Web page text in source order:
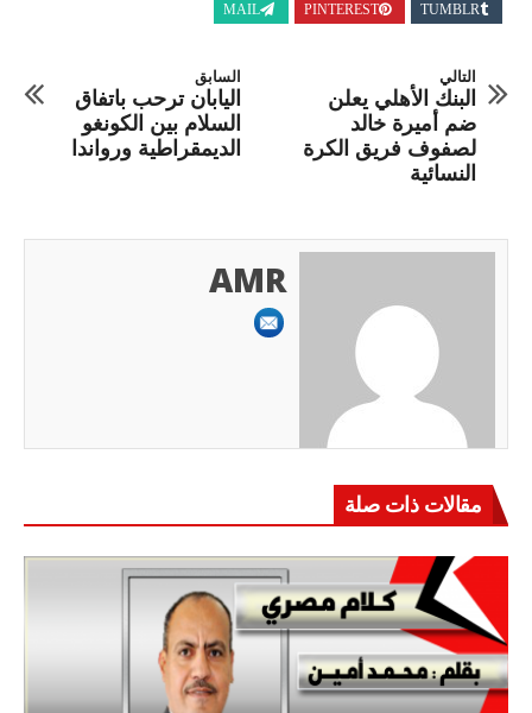
TUMBLR
PINTEREST
MAIL
السابق
اليابان ترحب باتفاق
السلام بين الكونغو
الديمقراطية ورواندا
التالي
البنك الأهلي يعلن
ضم أميرة خالد
لصفوف فريق الكرة
النسائية
AMR
مقالات ذات صلة